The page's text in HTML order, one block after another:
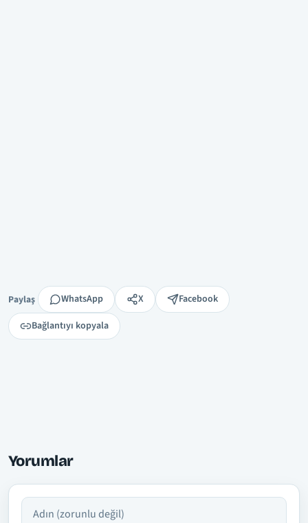
Paylaş
Paylaş WhatsApp X
Facebook
Bağlantıyı kopyala
Yorumlar
Adın
Yorumun